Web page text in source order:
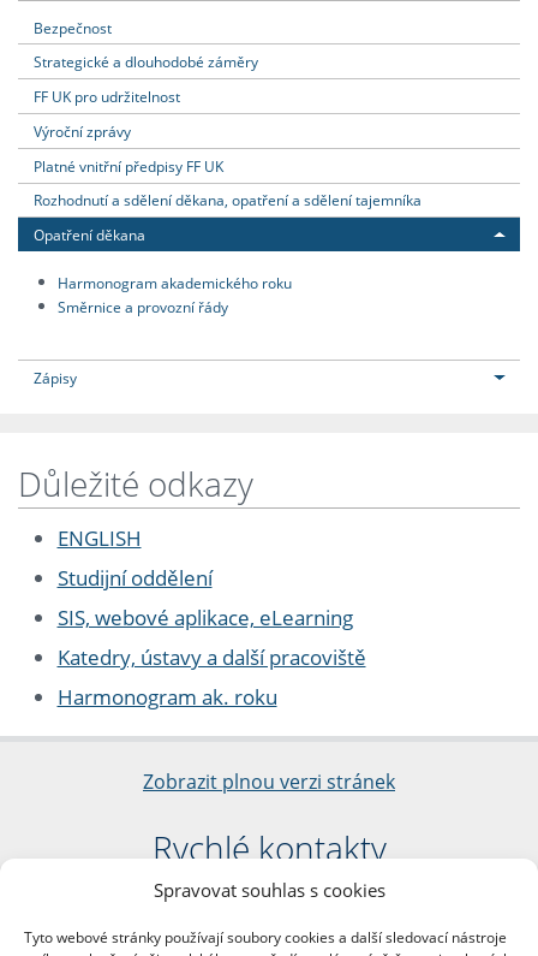
Spravovat souhlas s cookies
Tyto webové stránky používají soubory cookies a další sledovací nástroje
Bezpečnost
Strategické a dlouhodobé záměry
FF UK pro udržitelnost
Výroční zprávy
Platné vnitřní předpisy FF UK
Rozhodnutí a sdělení děkana, opatření a sdělení tajemníka
Opatření děkana
Harmonogram akademického roku
Směrnice a provozní řády
Zápisy
Důležité odkazy
ENGLISH
Studijní oddělení
SIS, webové aplikace, eLearning
Katedry, ústavy a další pracoviště
Harmonogram ak. roku
Zobrazit plnou verzi stránek
Rychlé kontakty
Filozofická fakulta
nám. Jana Palacha 1/2